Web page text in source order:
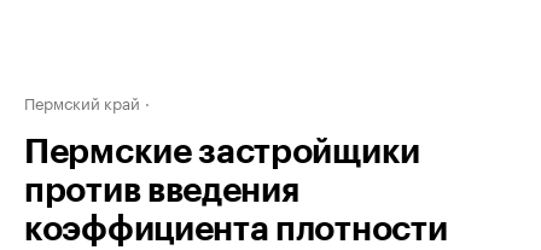
Пермский край
Пермские застройщики
против введения
коэффициента плотности